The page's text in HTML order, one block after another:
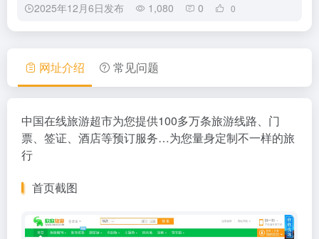
2025年12月6日发布 1,080 0 0
网址介绍 常见问题
中国在线旅游超市为您提供100多万条旅游线路、门
票、签证、酒店等预订服务…为您量身定制不一样的旅
行
首页截图